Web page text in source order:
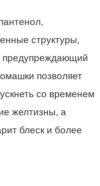
структуры,
предупреждающий
позволяет
со временем
желтизны, а
блеск и более